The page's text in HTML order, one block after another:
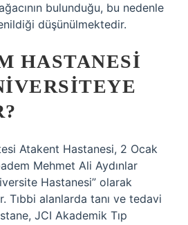
bulunduğu, bu nedenle
düşünülmektedir.
HASTANESI
Atakent Hastanesi, 2 Ocak
Mehmet Ali Aydınlar
Hastanesi” olarak
Tıbbi alanlarda tanı ve tedavi
JCI Akademik Tıp